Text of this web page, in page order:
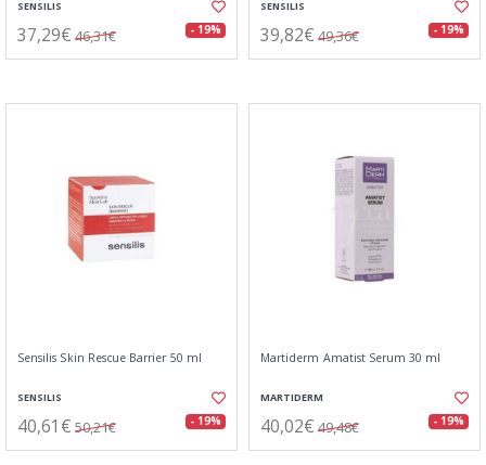
SENSILIS
37,29€ 46,31€ - 19%
SENSILIS
39,82€ 49,36€ - 19%
Sensilis Skin Rescue Barrier 50 ml
SENSILIS
40,61€ 50,21€ - 19%
Martiderm Amatist Serum 30 ml
MARTIDERM
40,02€ 49,48€ - 19%